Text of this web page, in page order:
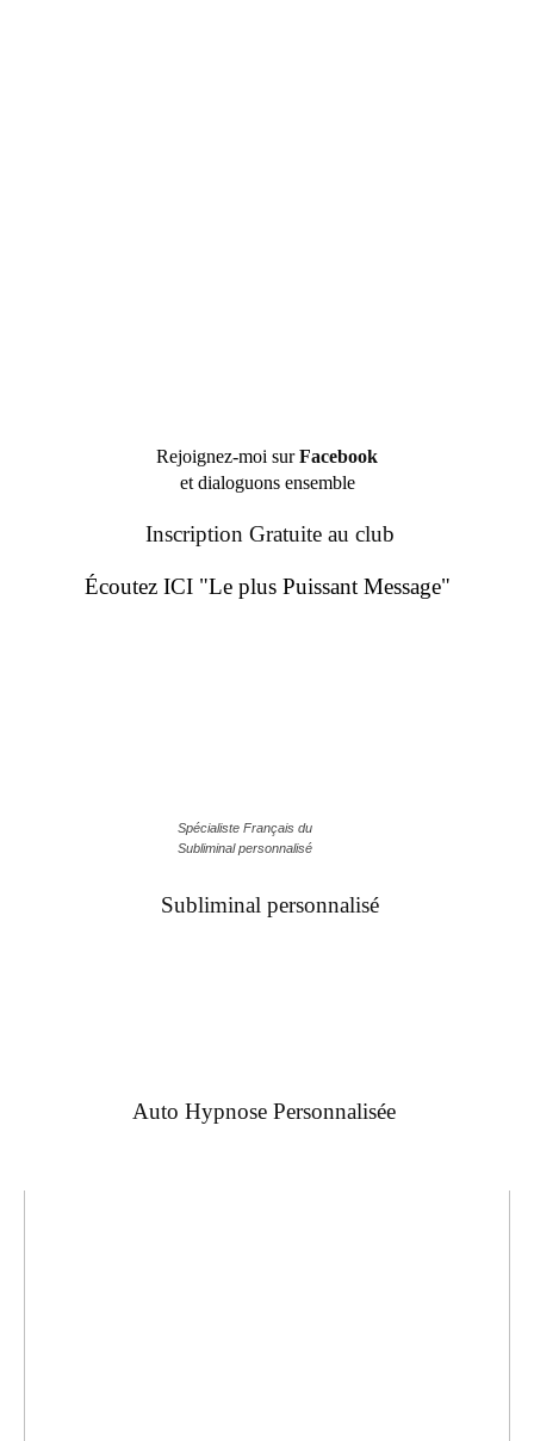
Rejoignez-moi surFacebook
et dialoguons ensemble
Inscription Gratuite au club
Écoutez ICI "Le plus Puissant Message"
Spécialiste Français du
Subliminal personnalisé
Subliminal personnalisé
Auto Hypnose Personnalisée